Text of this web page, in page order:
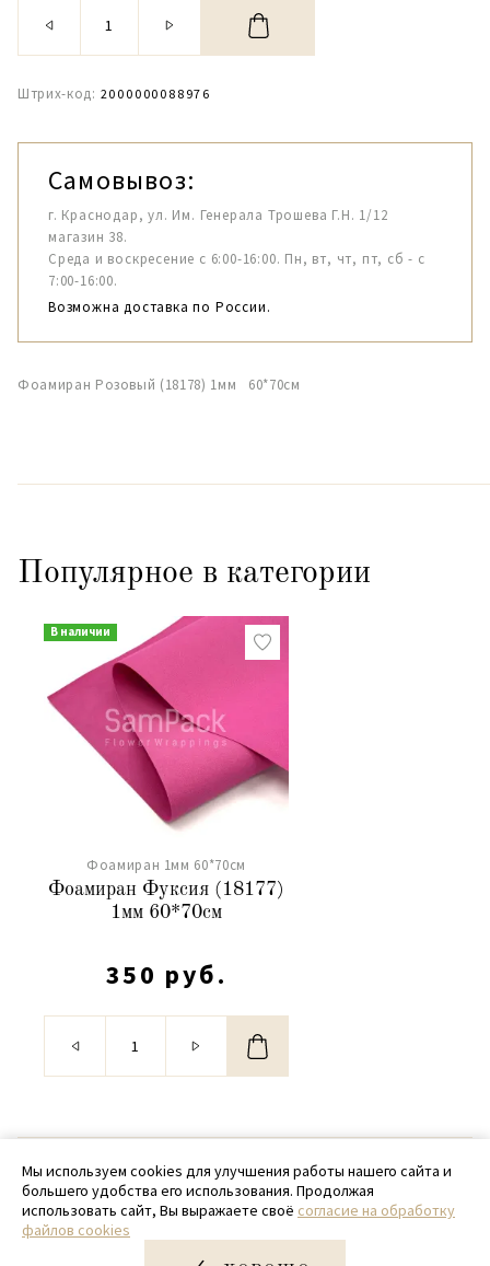
Штрих-код: 2000000088976
Самовывоз:
г. Краснодар, ул. Им. Генерала Трошева Г.Н. 1/12
магазин 38.
Среда и воскресение с 6:00-16:00. Пн, вт, чт, пт, сб - с
7:00-16:00.
Возможна доставка по России.
Фоамиран Розовый (18178) 1мм 60*70см
Популярное в категории
В наличии
Фоамиран 1мм 60*70см
Фоамиран Фуксия (18177)
1мм 60*70см
350 руб.
© 2020 - 2026 SamPack
+ 7 (918) 699-97-87
zakaz@sampack.store
Мы используем cookies для улучшения работы нашего сайта и
большего удобства его использования. Продолжая
использовать сайт, Вы выражаете своё согласие на обработку
файлов cookies